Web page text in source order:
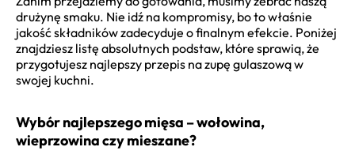
drużynę smaku. Nie idź na kompromisy, bo to właśnie
jakość składników zadecyduje o finalnym efekcie. Poniżej
znajdziesz listę absolutnych podstaw, które sprawią, że
przygotujesz najlepszy przepis na zupę gulaszową w
swojej kuchni.
Wybór najlepszego mięsa – wołowina,
wieprzowina czy mieszane?